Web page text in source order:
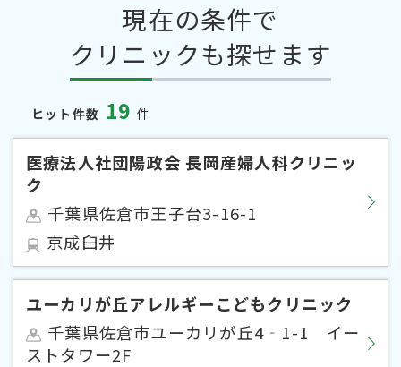
現在の条件で
クリニックも探せます
ヒット件数 19 件
医療法人社団陽政会 長岡産婦人科クリニッ
ク
千葉県佐倉市王子台3-16-1
京成臼井
ユーカリが丘アレルギーこどもクリニック
千葉県佐倉市ユーカリが丘4‐1-1 イー
ストタワー2F